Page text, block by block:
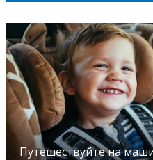
Путешествуйте на